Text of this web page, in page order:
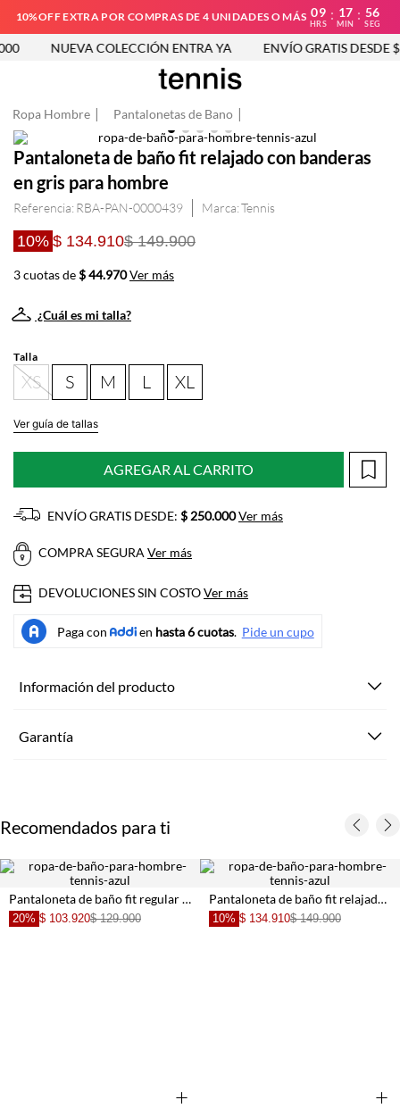
10%OFF EXTRA POR COMPRAS DE 4 UNIDADES O MÁS 09
HRS
: 17
MIN
: 56
SEG
NUEVA COLECCIÓN ENTRA YA ENVÍO GRATIS DESDE
Ropa Hombre Pantalonetas de Bano
Pantaloneta de baño fit relajado con banderas
en gris para hombre
Referencia: RBA-PAN-0000439 Tennis
10% $ 134.910$ 149.900
3 cuotas de$ 44.970Ver más
¿Cuál es mi talla?
Talla
XS S M L XL
Ver guía de tallas
AGREGAR AL CARRITO
ENVÍO GRATIS DESDE: $ 250.000Ver más
COMPRA SEGURA Ver más
DEVOLUCIONES SIN COSTOVer más
Información del producto
Garantía
Recomendados para ti
+
Pantaloneta de baño fit regular con print de patitos en azul claro para hombre
20% $ 103.920$ 129.900
+
Pantaloneta de baño fit relajado con banderas en gris para hombre
10% $ 134.910$ 149.900